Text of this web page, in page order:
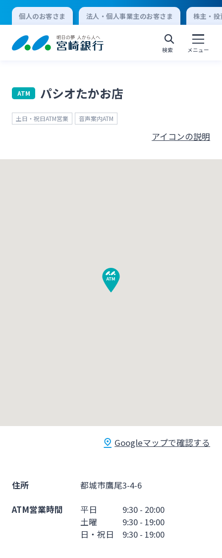
個人のお客さま 法人・個人事業主のお客さま 株主・
検索 メニュー
個人向けインターネットバンキング
ログオン
ログオン
法人・個人事業主のお客さま
株主・投資家の皆さま
宮崎銀行について
ATM パシオたかお店
土日・祝日ATM営業 音声案内ATM
アイコンの説明
Googleマップで確認する
住所 都城市鷹尾3-4-6
ATM営業時間
平日 9:30 - 20:00
土曜 9:30 - 19:00
日・祝日 9:30 - 19:00